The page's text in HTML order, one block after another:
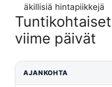
äkillisiä hintapiikkejä
viime päivät
AJANKOHTA